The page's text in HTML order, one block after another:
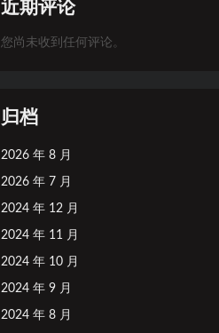
近期评论
您尚未收到任何评论。
归档
2026 年 8 月
2026 年 7 月
2024 年 12 月
2024 年 11 月
2024 年 10 月
2024 年 9 月
2024 年 8 月